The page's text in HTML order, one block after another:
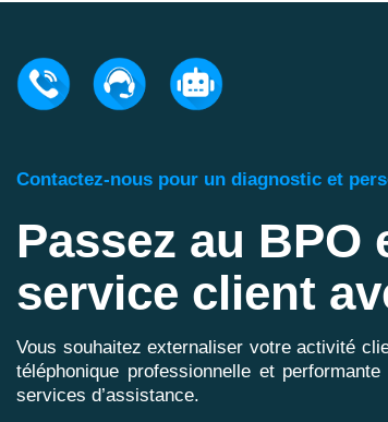
Contactez-nous pour un diagnostic et
Passez au
service client
Vous souhaitez externaliser votre activité
téléphonique professionnelle et
services d’assistance.